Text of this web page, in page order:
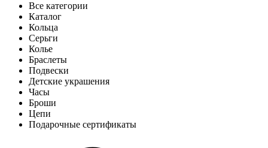
Все категории
Каталог
Кольца
Серьги
Колье
Браслеты
Подвески
Детские украшения
Часы
Броши
Цепи
Подарочные сертификаты